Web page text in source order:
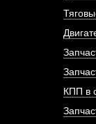
КПП в